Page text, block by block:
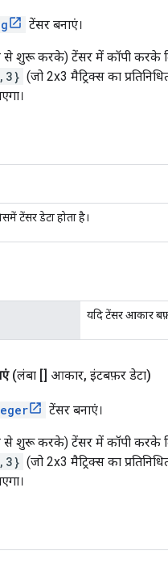
टेंसर बनाएं।
से शुरू करके) टेंसर में कॉपी
(जो 2x3 मैट्रिक्स का
टेंसर डेटा होता है।
यदि टेंसर आकार
(लंबा [] आकार, इंटबफ़र डेटा)
टेंसर बनाएं।
से शुरू करके) टेंसर में कॉपी
(जो 2x3 मैट्रिक्स का